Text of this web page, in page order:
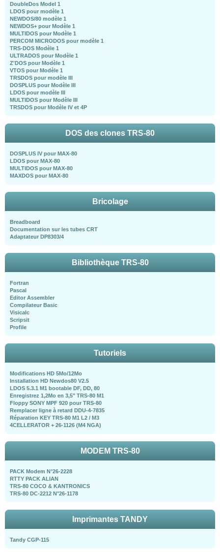
DoubleDos Model 1
LDOS pour modèle 1
NEWDOS/80 modèle 1
NEWDOS+ pour Modèle 1
MULTIDOS pour Modèle 1
PERCOM MICRODOS pour modèle 1
TRS-DOS Modèle 1
ULTRADOS pour Modèle 1
Z'DOS pour Modèle 1
VTOS pour Modèle 1
TRSDOS pour modèle III
DOSPLUS pour Modèle III
LDOS pour modèle III
MULTIDOS pour Modèle III
TRSDOS pour Modèle IV et 4P
DOS des clones TRS-80
DOSPLUS IV pour MAX-80
LDOS pour MAX-80
MULTIDOS pour MAX-80
MAXDOS pour MAX-80
Bricolage
Breadboard
Documentation sur les tubes CRT
Adaptateur DP8303/4
Bibliothèque TRS-80
Fortran
Pascal
Editor Assembler
Compilateur Basic
Visicalc
Scripsit
Profile
Tutoriels
Modifications HD 5Mo/12Mo
Installation HD Newdos80 V2.5
LDOS 5.3.1 M1 bootable DF, DD, 80
Enregistrez 1,2Mo en 3,5" TRS-80 M1
Floppy SONY MPF 920 pour TRS-80
Remplacer ligne à retard DDU-4-7835
Réparation KEY TRS-80 M1 L2 / M3
4CELLERATOR + 26-1126 (M4 NGA)
MODEM TRS-80
PACK Modem N°26-2228
RTTY PACK ALIAN
TRS-80 COCO & KANTRONICS
TRS-80 DC-2212 N°26-1178
Imprimantes TANDY
Tandy CGP-115